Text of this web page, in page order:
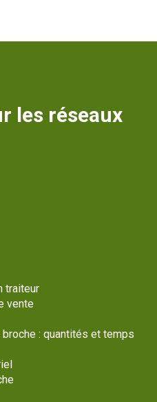
les réseaux
traiteur
vente
: quantités et temps